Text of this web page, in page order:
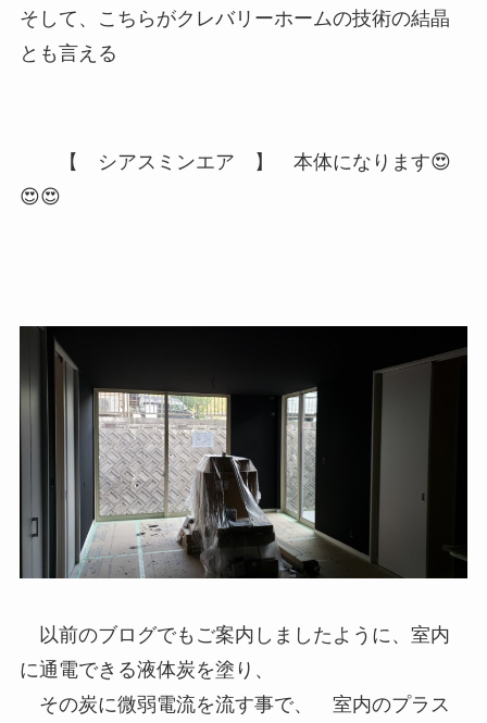
そして、こちらがクレバリーホームの技術の結晶
とも言える
【 シアスミンエア 】 本体になります😍
😍😍
以前のブログでもご案内しましたように、室内
に通電できる液体炭を塗り、
その炭に微弱電流を流す事で、 室内のプラス